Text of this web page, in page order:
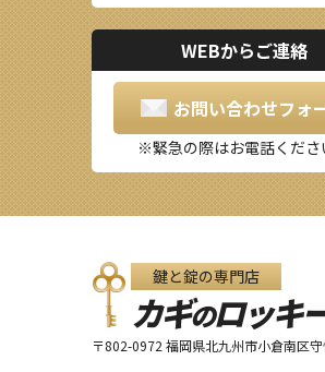
WEBからご連絡
お問い合わせフォ
緊急の際はお電話くださ
鍵と錠の専門店
カギのロッキ
〒802-0972 福岡県北九州市小倉南区